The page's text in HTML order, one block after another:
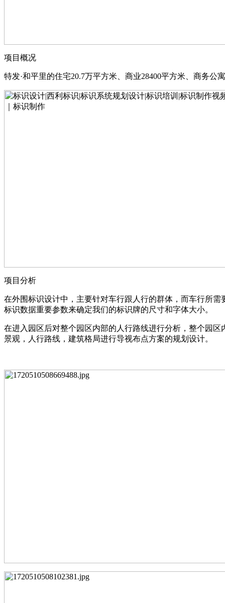
项目概况
特发·和平里的住宅20.7万平方米、商业28400平方米、商务
项目分析
在外围标识设计中，主要针对车行跟人行的群体，而车行所
标识数据重要参数来确定我们的标识牌的尺寸和字体大小。
在进入园区后对整个园区内部的人行路线进行分析，整个园
景观，人行路线，建筑格局进行导视布点方案的规划设计。